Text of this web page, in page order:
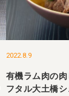
2022.8.9
有機ラム肉の
フタル大土橋